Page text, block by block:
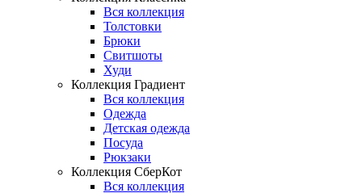
Вся коллекция
Толстовки
Брюки
Свитшоты
Худи
Коллекция Градиент
Вся коллекция
Одежда
Детская одежда
Посуда
Рюкзаки
Коллекция СберКот
Вся коллекция